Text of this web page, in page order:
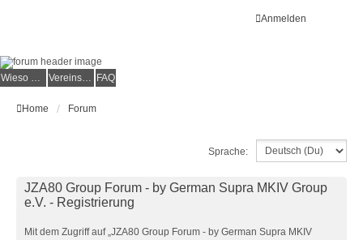
Anmelden
Wieso der e.V.? Vereinsmitglied werden FAQ
Home Forum
Sprache:
JZA80 Group Forum - by German Supra MKIV Group
e.V. - Registrierung
Mit dem Zugriff auf „JZA80 Group Forum - by German Supra MKIV